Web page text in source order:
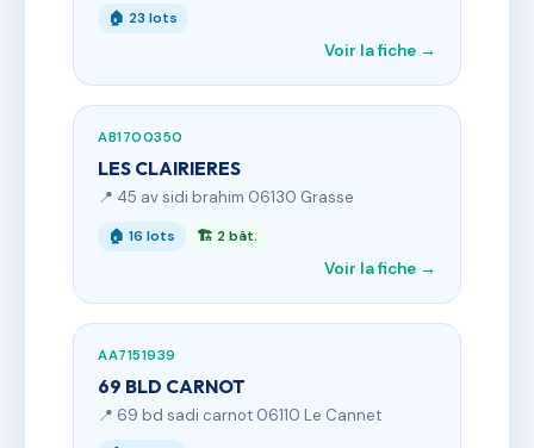
🏠 23 lots
Voir la fiche →
AB1700350
LES CLAIRIERES
📍 45 av sidi brahim 06130 Grasse
🏠 16 lots 🏗 2 bât.
Voir la fiche →
AA7151939
69 BLD CARNOT
📍 69 bd sadi carnot 06110 Le Cannet